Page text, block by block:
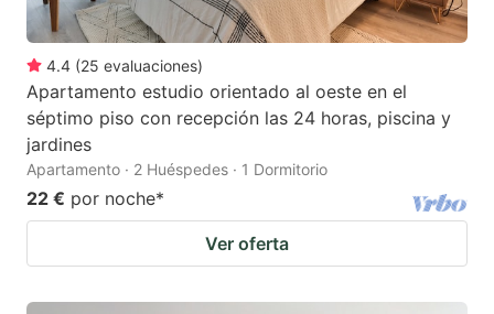
4.4 (25 evaluaciones)
Apartamento estudio orientado al oeste en el
séptimo piso con recepción las 24 horas, piscina y
jardines
Apartamento · 2 Huéspedes · 1 Dormitorio
22 € por noche*
Ver oferta